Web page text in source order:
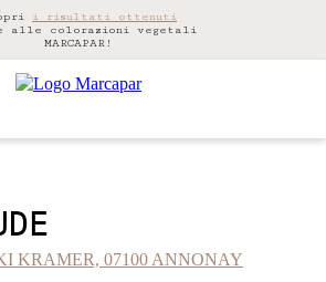
i risultati ottenuti
alle colorazioni vegetali
MARCAPAR!
KRAMER, 07100 ANNONAY